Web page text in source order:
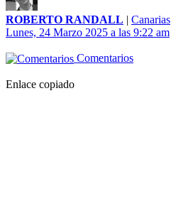
ROBERTO RANDALL | Canarias
Lunes, 24 Marzo 2025 a las 9:22 am
Comentarios
Enlace copiado